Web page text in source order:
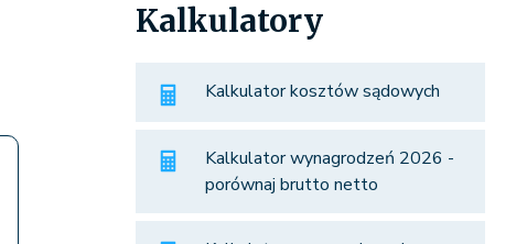
Kalkulatory
Kalkulator kosztów sądowych
Kalkulator wynagrodzeń 2026 -
porównaj brutto netto